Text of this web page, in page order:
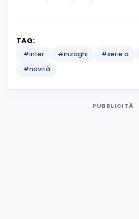
TAG:
#inter #inzaghi #serie a
#novità
PUBBLICITÀ